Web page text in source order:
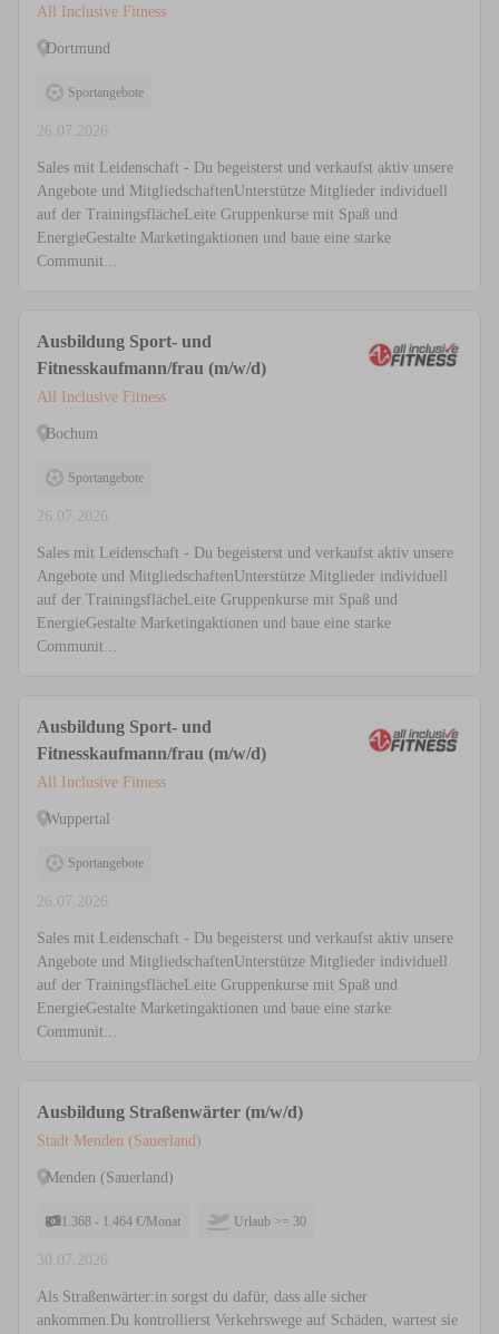
All Inclusive Fitness
Dortmund
Sportangebote
26.07.2026
Sales mit Leidenschaft - Du begeisterst und verkaufst aktiv unsere
Angebote und MitgliedschaftenUnterstütze Mitglieder individuell
auf der TrainingsflächeLeite Gruppenkurse mit Spaß und
EnergieGestalte Marketingaktionen und baue eine starke
Communit...
Ausbildung Sport- und
Fitnesskaufmann/frau (m/w/d)
All Inclusive Fitness
Bochum
Sportangebote
26.07.2026
Sales mit Leidenschaft - Du begeisterst und verkaufst aktiv unsere
Angebote und MitgliedschaftenUnterstütze Mitglieder individuell
auf der TrainingsflächeLeite Gruppenkurse mit Spaß und
EnergieGestalte Marketingaktionen und baue eine starke
Communit...
Ausbildung Sport- und
Fitnesskaufmann/frau (m/w/d)
All Inclusive Fitness
Wuppertal
Sportangebote
26.07.2026
Sales mit Leidenschaft - Du begeisterst und verkaufst aktiv unsere
Angebote und MitgliedschaftenUnterstütze Mitglieder individuell
auf der TrainingsflächeLeite Gruppenkurse mit Spaß und
EnergieGestalte Marketingaktionen und baue eine starke
Communit...
Ausbildung Straßenwärter (m/w/d)
Stadt Menden (Sauerland)
Menden (Sauerland)
1.368 - 1.464 €/Monat Urlaub >= 30
30.07.2026
Als Straßenwärter:in sorgst du dafür, dass alle sicher
ankommen.Du kontrollierst Verkehrswege auf Schäden, wartest sie